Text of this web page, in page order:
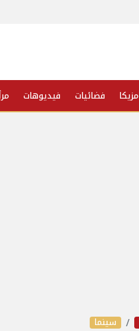
مزيكا فضائيات فيديوهات
سينما